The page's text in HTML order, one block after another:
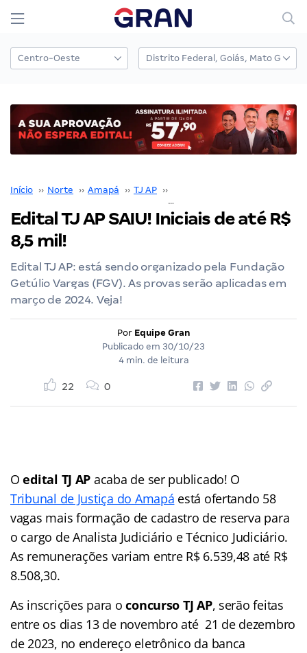
Início ›› Norte ›› Amapá ›› TJ AP ››
Edital TJ AP SAIU! Iniciais de até R$
8,5 mil!
Edital TJ AP: está sendo organizado pela Fundação
Getúlio Vargas (FGV). As provas serão aplicadas em
março de 2024. Veja!
Por Equipe Gran
Publicado em 30/10/23
4 min. de leitura
22 0
Oedital TJ AP acaba de ser publicado! O
Tribunal de Justiça do Amapá está ofertando 58
vagas mais formação de cadastro de reserva para
o cargo de Analista Judiciário e Técnico Judiciário.
As remunerações variam entre R$ 6.539,48 até R$
8.508,30.
As inscrições para o concurso TJ AP, serão feitas
entre os dias 13 de novembro até 21 de dezembro
de 2023, no endereço eletrônico da banca